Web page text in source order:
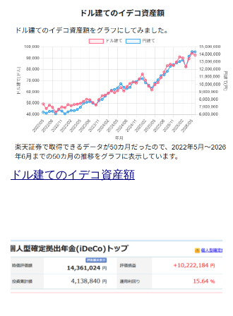
ドル建てのイデコ資産額